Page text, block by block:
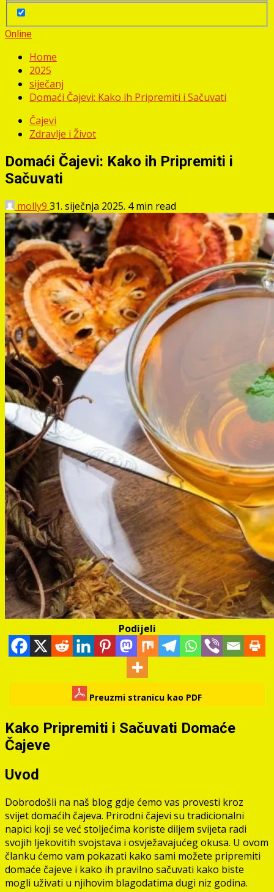
Online
Home
2025
siječanj
Domaći Čajevi: Kako ih Pripremiti i Sačuvati
Čajevi
Zdravlje i Život
Domaći Čajevi: Kako ih Pripremiti i
Sačuvati
molly9 31. siječnja 2025. 4 min read
Podijeli
Preuzmi stranicu kao PDF
Kako Pripremiti i Sačuvati Domaće
Čajeve
Uvod
Dobrodošli na naš blog gdje ćemo vas provesti kroz
svijet domaćih čajeva. Prirodni čajevi su tradicionalni
napici koji se već stoljećima koriste diljem svijeta radi
svojih ljekovitih svojstava i osvježavajućeg okusa. U ovom
članku ćemo vam pokazati kako sami možete pripremiti
domaće čajeve i kako ih pravilno sačuvati kako biste
mogli uživati u njihovim blagodatima dugi niz godina.